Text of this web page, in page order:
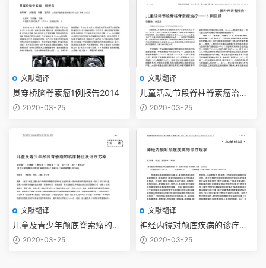
文献翻译
贯穿桥脑脊索瘤1例报告2014
2020-03-25
文献翻译
儿童活动节段脊柱脊索瘤治疗
——3例回顾2012
2020-03-25
文献翻译
儿童及青少年颅底脊索瘤的临
床特征及治疗方案2012
2020-03-25
文献翻译
神经内镜对颅底疾病的诊疗现
状2012
2020-03-25